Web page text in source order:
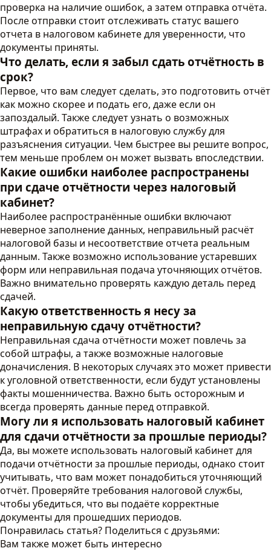
проверка на наличие ошибок, а затем отправка отчёта.
После отправки стоит отслеживать статус вашего
отчета в налоговом кабинете для уверенности, что
документы приняты.
Что делать, если я забыл сдать отчётность в
срок?
Первое, что вам следует сделать, это подготовить отчёт
как можно скорее и подать его, даже если он
запоздалый. Также следует узнать о возможных
штрафах и обратиться в налоговую службу для
разъяснения ситуации. Чем быстрее вы решите вопрос,
тем меньше проблем он может вызвать впоследствии.
Какие ошибки наиболее распространены
при сдаче отчётности через налоговый
кабинет?
Наиболее распространённые ошибки включают
неверное заполнение данных, неправильный расчёт
налоговой базы и несоответствие отчета реальным
данным. Также возможно использование устаревших
форм или неправильная подача уточняющих отчётов.
Важно внимательно проверять каждую деталь перед
сдачей.
Какую ответственность я несу за
неправильную сдачу отчётности?
Неправильная сдача отчётности может повлечь за
собой штрафы, а также возможные налоговые
доначисления. В некоторых случаях это может привести
к уголовной ответственности, если будут установлены
факты мошенничества. Важно быть осторожным и
всегда проверять данные перед отправкой.
Могу ли я использовать налоговый кабинет
для сдачи отчётности за прошлые периоды?
Да, вы можете использовать налоговый кабинет для
подачи отчётности за прошлые периоды, однако стоит
учитывать, что вам может понадобиться уточняющий
отчёт. Проверяйте требования налоговой службы,
чтобы убедиться, что вы подаёте корректные
документы для прошедших периодов.
Понравилась статья? Поделиться с друзьями:
Вам также может быть интересно